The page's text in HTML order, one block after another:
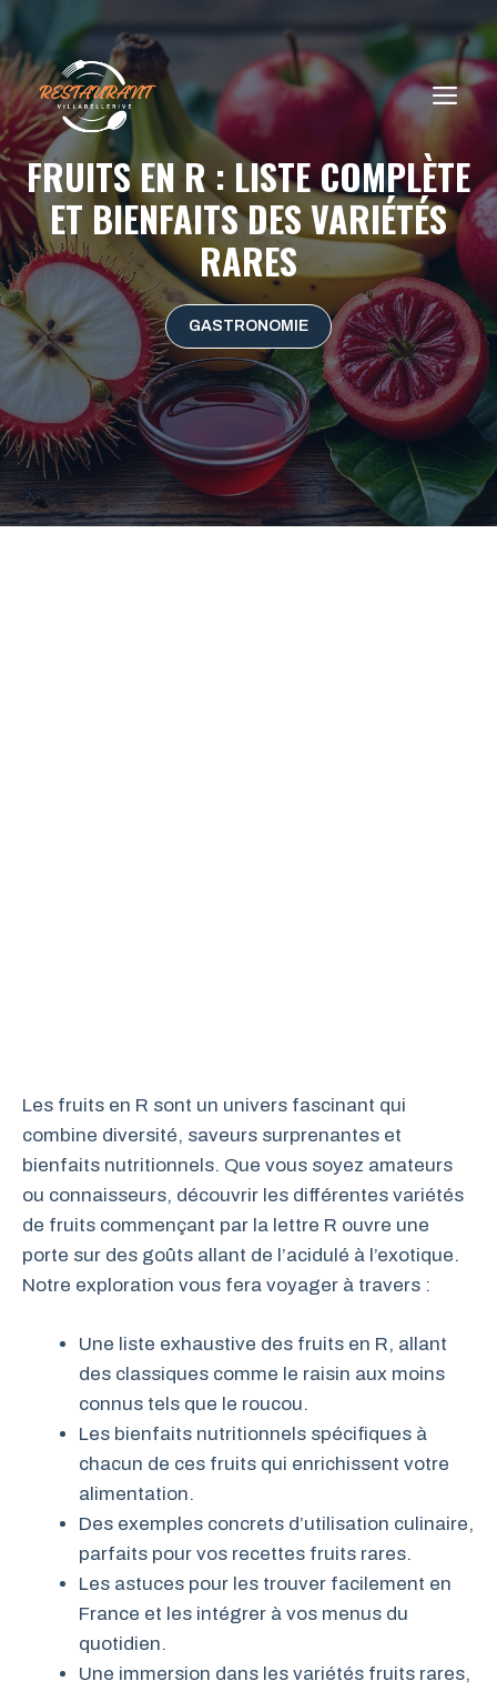
au
contenu
FRUITS EN R : LISTE COMPLÈTE
ET BIENFAITS DES VARIÉTÉS
RARES
GASTRONOMIE
Les fruits en R sont un univers fascinant qui
combine diversité, saveurs surprenantes et
bienfaits nutritionnels. Que vous soyez amateurs
ou connaisseurs, découvrir les différentes variétés
de fruits commençant par la lettre R ouvre une
porte sur des goûts allant de l’acidulé à l’exotique.
Notre exploration vous fera voyager à travers :
Une liste exhaustive des fruits en R, allant
des classiques comme le raisin aux moins
connus tels que le roucou.
Les bienfaits nutritionnels spécifiques à
chacun de ces fruits qui enrichissent votre
alimentation.
Des exemples concrets d’utilisation culinaire,
parfaits pour vos recettes fruits rares.
Les astuces pour les trouver facilement en
France et les intégrer à vos menus du
quotidien.
Une immersion dans les variétés fruits rares,